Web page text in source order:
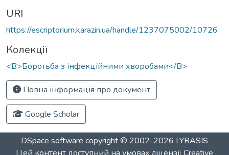
URI
https://escriptorium.karazin.ua/handle/1237075002/10726
Колекції
<B>Боротьба з інфекційними хворобами</B>
Повна інформація про документ
Google Scholar
DSpace software copyright © 2002-2026 LYRASIS